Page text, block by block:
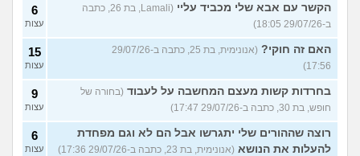
הקשר עם אבא שלי מכביד עליי
(Lamali, בת 26, כתבה
ב-29/07/26 18:05)
6
עצות
האם זה חוקי?
(אנונימית, בת 25, כתבה ב-29/07/26
17:56)
15
עצות
בחרדות קשות מעצם המחשבה על לעבוד (בחורה של
חופש, בת 30, כתבה ב-29/07/26 17:47)
9
עצות
רוצה שההורים שלי יתגרשו אבל הם לא וגם מפחדת
להעלות את הנושא (אנונימית, בת 23, כתבה ב-29/07/26 17:36)
6
עצות